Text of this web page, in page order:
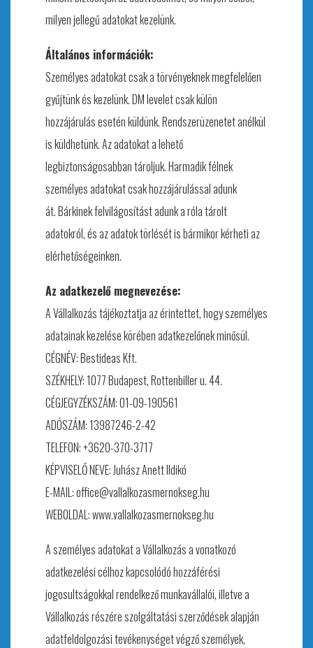
milyen jellegű adatokat kezelünk.
Általános információk:
Személyes adatokat csak a törvényeknek megfelelően
gyűjtünk és kezelünk. DM levelet csak külön
hozzájárulás esetén küldünk. Rendszerüzenetet anélkül
is küldhetünk. Az adatokat a lehető
legbiztonságosabban tároljuk. Harmadik félnek
személyes adatokat csak hozzájárulással adunk
át.Bárkinek felvilágosítást adunk a róla tárolt
adatokról, és az adatok törlését is bármikor kérheti az
elérhetőségeinken.
Az adatkezelő megnevezése:
A Vállalkozás tájékoztatja az érintettet, hogy személyes
adatainak kezelése körében adatkezelőnek minősül.
CÉGNÉV: Bestideas Kft.
SZÉKHELY: 1077 Budapest, Rottenbiller u. 44.
CÉGJEGYZÉKSZÁM: 01-09-190561
ADÓSZÁM: 13987246-2-42
TELEFON: +3620-370-3717
KÉPVISELŐ NEVE: Juhász Anett Ildikó
E-MAIL: office@vallalkozasmernokseg.hu
WEBOLDAL: www.vallalkozasmernokseg.hu
A személyes adatokat a Vállalkozás a vonatkozó
adatkezelési célhoz kapcsolódó hozzáférési
jogosultságokkal rendelkező munkavállalói, illetve a
Vállalkozás részére szolgáltatási szerződések alapján
adatfeldolgozási tevékenységet végző személyek,